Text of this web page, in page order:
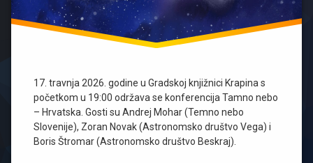
17. travnja 2026. godine u Gradskoj knjižnici Krapina s
početkom u 19:00 održava se konferencija Tamno nebo
– Hrvatska. Gosti su Andrej Mohar (Temno nebo
Slovenije), Zoran Novak (Astronomsko društvo Vega) i
Boris Štromar (Astronomsko društvo Beskraj).